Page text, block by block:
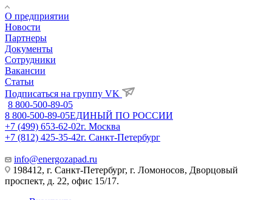
О предприятии
Новости
Партнеры
Документы
Сотрудники
Вакансии
Статьи
Подписаться на группу VK
8 800-500-89-05
8 800-500-89-05ЕДИНЫЙ ПО РОССИИ
+7 (499) 653-62-02г. Москва
+7 (812) 425-35-42г. Санкт-Петербург
info@energozapad.ru
198412, г. Санкт-Петербург, г. Ломоносов, Дворцовый
проспект, д. 22, офис 15/17.